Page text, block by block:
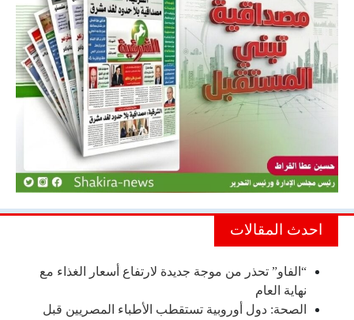
احدث المقالات
“الفاو” تحذر من موجة جديدة لارتفاع أسعار الغذاء مع
نهاية العام
الصحة: دول أوروبية تستقطب الأطباء المصريين قبل